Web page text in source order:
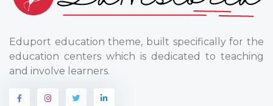
Eduport education theme, built specifically for the
education centers which is dedicated to teaching
and involve learners.